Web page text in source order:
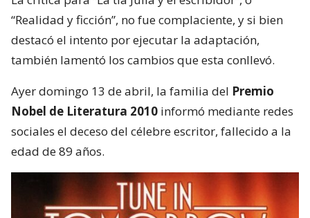
“Realidad y ficción”, no fue complaciente, y si bien
destacó el intento por ejecutar la adaptación,
también lamentó los cambios que esta conllevó.
Ayer domingo 13 de abril, la familia del Premio
Nobel de Literatura 2010 informó mediante redes
sociales el deceso del célebre escritor, fallecido a la
edad de 89 años.